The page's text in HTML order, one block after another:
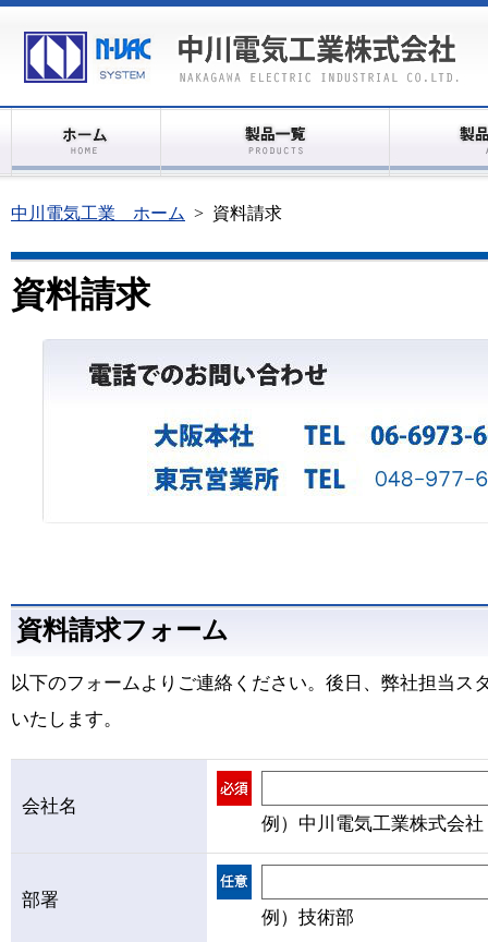
中川電気工業 ホーム > 資料請求
資料請求
資料請求フォーム
以下のフォームよりご連絡ください。後日、弊社担当ス
いたします。
会社名
例）中川電気工業株式会社
部署
例）技術部